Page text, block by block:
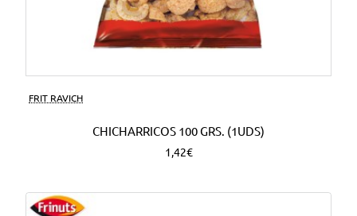
FRIT RAVICH
CHICHARRICOS 100 GRS. (1UDS)
1,42€